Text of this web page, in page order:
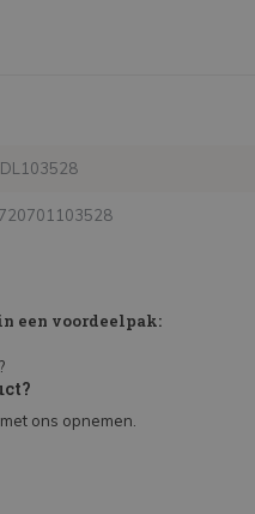
een voordeelpak:
ons opnemen.